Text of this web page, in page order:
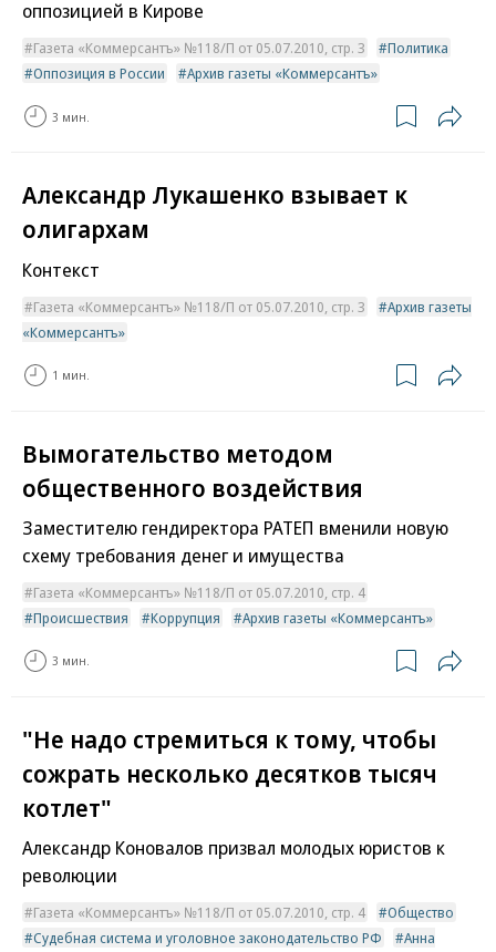
оппозицией в Кирове
Газета «Коммерсантъ» №118/П от 05.07.2010, стр. 3
Политика
Оппозиция в России
Архив газеты «Коммерсантъ»
3 мин.
Александр Лукашенко взывает к
олигархам
Контекст
Газета «Коммерсантъ» №118/П от 05.07.2010, стр. 3
Архив газеты
«Коммерсантъ»
1 мин.
Вымогательство методом
общественного воздействия
Заместителю гендиректора РАТЕП вменили новую
схему требования денег и имущества
Газета «Коммерсантъ» №118/П от 05.07.2010, стр. 4
Происшествия
Коррупция Архив газеты «Коммерсантъ»
3 мин.
"Не надо стремиться к тому, чтобы
сожрать несколько десятков тысяч
котлет"
Александр Коновалов призвал молодых юристов к
революции
Газета «Коммерсантъ» №118/П от 05.07.2010, стр. 4
Общество
Судебная система и уголовное законодательство РФ
Анна